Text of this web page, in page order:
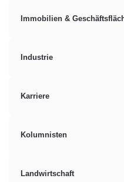
Immobilien &
Industrie
Karriere
Kolumnisten
Landwirtschaft